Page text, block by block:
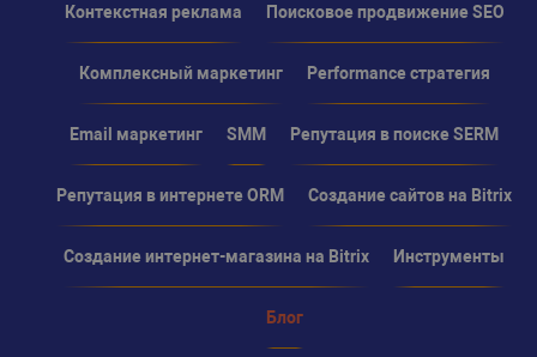
Контекстная реклама Поисковое продвижение SEO
Комплексный маркетинг Performance стратегия
Email маркетинг SMM Репутация в поиске SERM
Репутация в интернете ORM Создание сайтов на Bitrix
Создание интернет-магазина на Bitrix Инструменты
Блог